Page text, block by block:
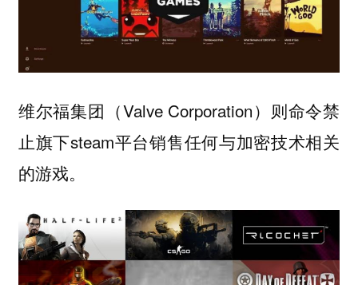
维尔福集团（Valve Corporation）则命令禁
止旗下steam平台销售任何与加密技术相关
的游戏。